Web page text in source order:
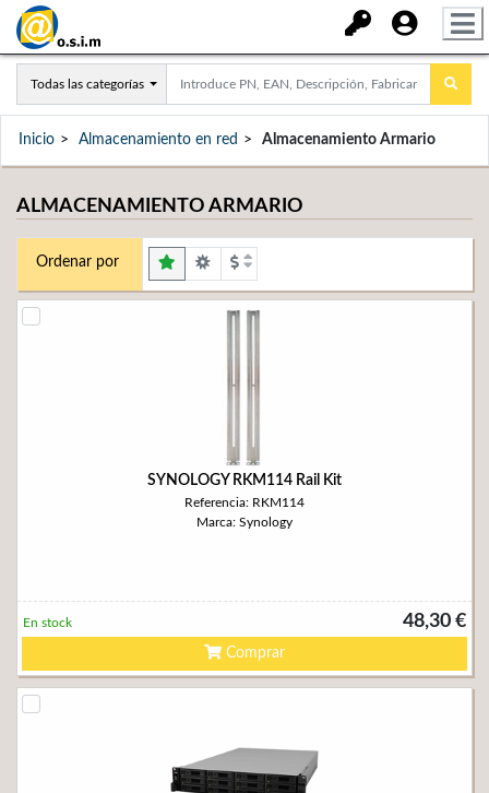
Todas las categorías
Inicio Almacenamiento en red Almacenamiento Armario
ALMACENAMIENTO ARMARIO
Ordenar por
SYNOLOGY RKM114 Rail Kit
Referencia: RKM114
Marca: Synology
48,30 €
En stock
Comprar